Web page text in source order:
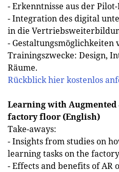
- Erkenntnisse aus der
- Integration des digital
in die
-
Trainingszwecke: Design,
Räume.
Rückblick hier kostenlos
Learning with Augmented
factory floor (English)
Take-aways:
- Insights from studies on
learning tasks on the
- Effects and benefits of